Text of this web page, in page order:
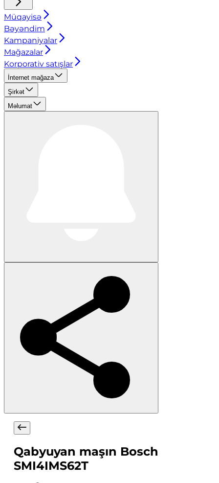
Müqayisə
Bəyəndim
Kampaniyalar
Mağazalar
Korporativ satışlar
İnternet mağaza
Şirkət
Məlumat
Qabyuyan maşın Bosch
SMI4IMS62T